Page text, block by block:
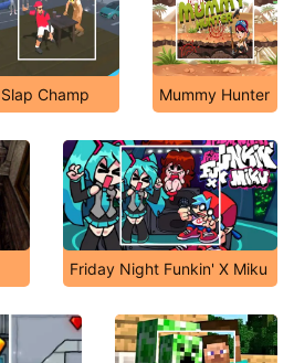
Slap Champ Mummy Hunter
Friday Night Funkin' X Miku